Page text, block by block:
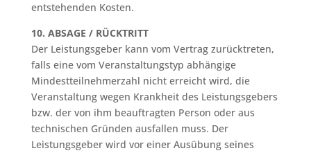
entstehenden Kosten.
10. ABSAGE / RÜCKTRITT
Der Leistungsgeber kann vom Vertrag zurücktreten,
falls eine vom Veranstaltungstyp abhängige
Mindestteilnehmerzahl nicht erreicht wird, die
Veranstaltung wegen Krankheitdes Leistungsgebers
bzw. der von ihm beauftragten Person oder aus
technischen Gründen ausfallen muss. Der
Leistungsgeber wird vor einer Ausübung seines